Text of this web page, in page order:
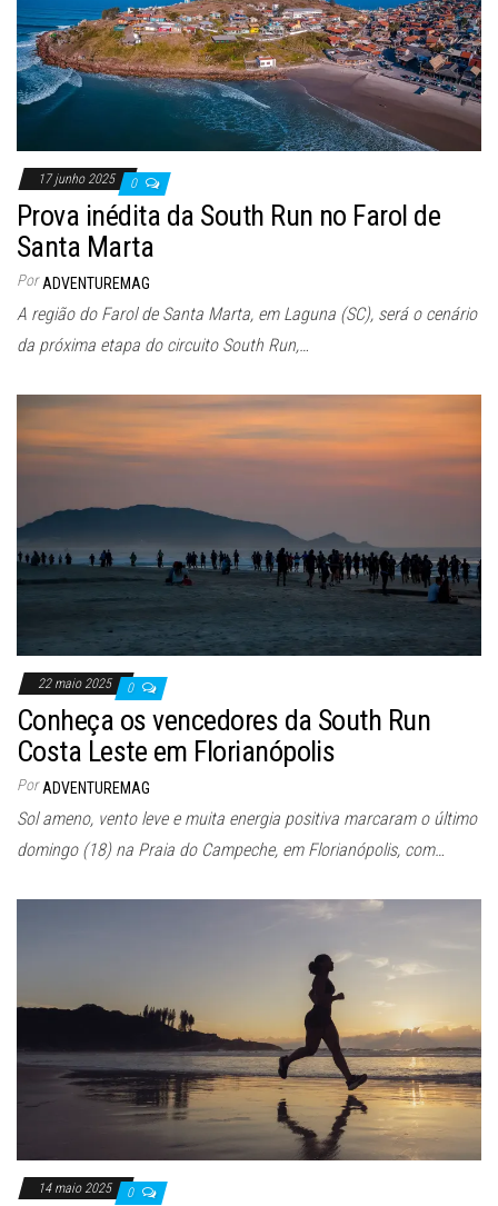
17 junho 2025 0
Prova inédita da South Run no Farol de
Santa Marta
Por ADVENTUREMAG
A região do Farol de Santa Marta, em Laguna (SC), será o cenário
da próxima etapa do circuito South Run,…
22 maio 2025 0
Conheça os vencedores da South Run
Costa Leste em Florianópolis
Por ADVENTUREMAG
Sol ameno, vento leve e muita energia positiva marcaram o último
domingo (18) na Praia do Campeche, em Florianópolis, com…
14 maio 2025 0